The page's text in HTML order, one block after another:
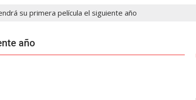
su primera película el siguiente año
año